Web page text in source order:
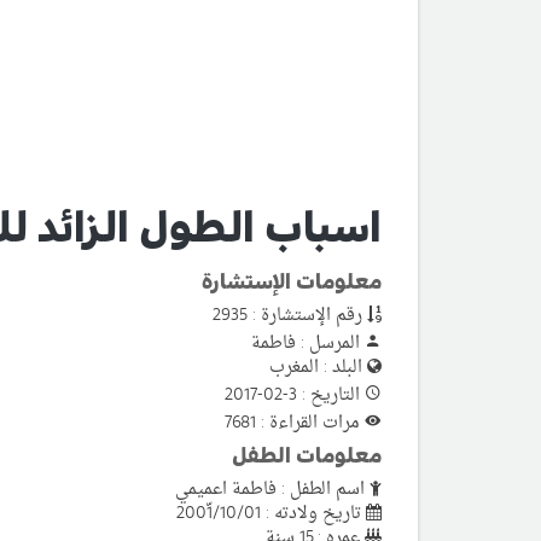
اسباب الطول الزائد
معلومات الإستشارة
رقم الإستشارة : 2935
المرسل : فاطمة
البلد : المغرب
التاريخ : 3-02-2017
مرات القراءة : 7681
معلومات الطفل
اسم الطفل : فاطمة اعميمي
تاريخ ولادته : 2001ّ/10/01